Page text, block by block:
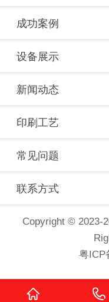
成功案例
设备展示
新闻动态
印刷工艺
常见问题
联系方式
Copyright © 2023-
粤ICP